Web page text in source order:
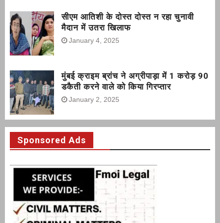
सीएम आतिशी के दोस्त दोस्त न रहा चुनावी
मैदान में उतरा खिलाफ
January 4, 2025
मुंबई क्राइम ब्रांच ने अग्रीपाड़ा में 1 करोड़ 90
डकैती करने वाले को किया गिरप्तार
January 2, 2025
Sponsored Ads